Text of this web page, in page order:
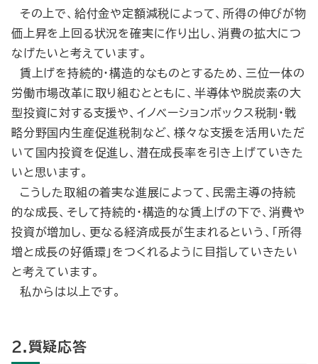
その上で、給付金や定額減税によって、所得の伸びが物
価上昇を上回る状況を確実に作り出し、消費の拡大につ
なげたいと考えています。
賃上げを持続的・構造的なものとするため、三位一体の
労働市場改革に取り組むとともに、半導体や脱炭素の大
型投資に対する支援や、イノベーションボックス税制・戦
略分野国内生産促進税制など、様々な支援を活用いただ
いて国内投資を促進し、潜在成長率を引き上げていきた
いと思います。
こうした取組の着実な進展によって、民需主導の持続
的な成長、そして持続的・構造的な賃上げの下で、消費や
投資が増加し、更なる経済成長が生まれるという、「所得
増と成長の好循環」をつくれるように目指していきたい
と考えています。
私からは以上です。
2.質疑応答